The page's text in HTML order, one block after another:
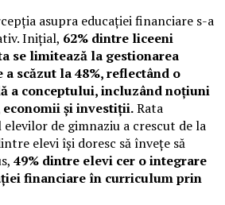
asupra educației financiare s-a
Inițial, 62% dintre liceeni
se limitează la gestionarea
scăzut la 48%, reflectând o
a conceptului, incluzând noțiuni
economii și investiții.Rata
de gimnaziu a crescut de la
elevi își doresc să învețe să
49% dintre elevi cer o integrare
financiare în curriculum prin